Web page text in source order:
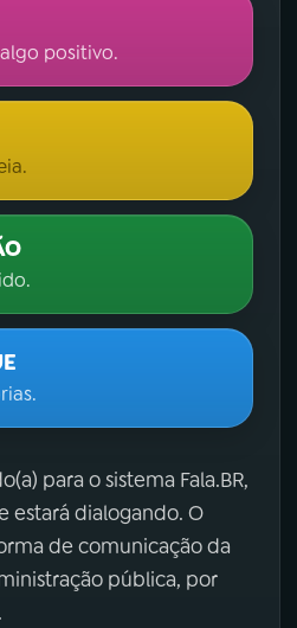
positivo.
para o sistema Fala.BR,
estará dialogando. O
de comunicação da
pública, por